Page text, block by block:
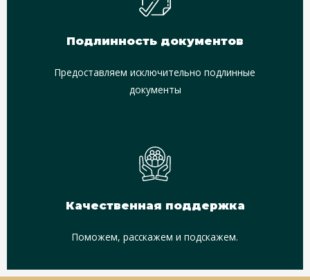
Подлинность документов
Предоставляем исключительно подлинные
документы
Качественная поддержка
Поможем, расскажем и подскажем.